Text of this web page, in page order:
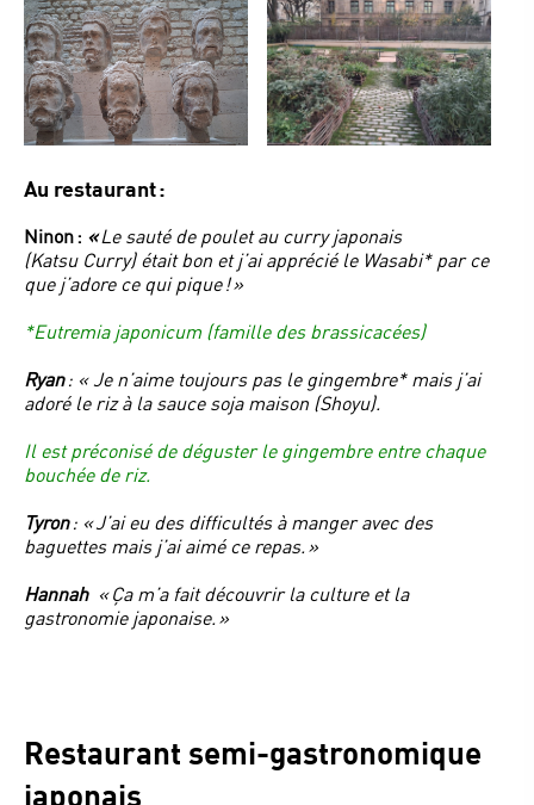
Au restaurant :
Ninon : «Le sauté de poulet au curry japonais
(Katsu Curry) était bon et j’ai apprécié le Wasabi* par ce
que j’adore ce qui pique! »
*Eutremia japonicum (famille des brassicacées)
Ryan: « Je n’aime toujours pas le gingembre* mais j’ai
adoré le riz à la sauce soja maison (Shoyu).
Il est préconisé de déguster le gingembre entre chaque
bouchée de riz.
Tyron: « J’ai eu des difficultés à manger avec des
baguettes mais j’ai aimé ce repas. »
Hannah«Ça m’a fait découvrir la culture et la
gastronomie japonaise. »
Restaurant semi-gastronomique
japonais